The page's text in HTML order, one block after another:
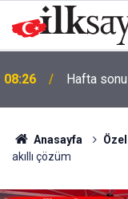
08:26 Hafta
Anasayfa
akıllı çözüm